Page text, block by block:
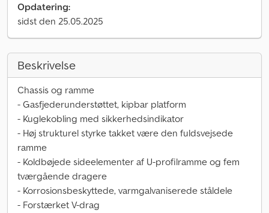
Opdatering:
sidst den 25.05.2025
Beskrivelse
Chassis og ramme
- Gasfjederunderstøttet, kipbar platform
- Kuglekobling med sikkerhedsindikator
- Høj strukturel styrke takket være den fuldsvejsede
ramme
- Koldbøjede sideelementer af U-profilramme og fem
tværgående dragere
- Korrosionsbeskyttede, varmgalvaniserede ståldele
- Forstærket V-drag